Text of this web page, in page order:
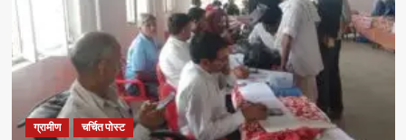
ग्रामीण चर्चित पोस्ट